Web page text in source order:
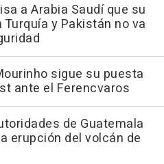
a Arabia Saudí que su
y Pakistán no va
sigue su puesta
ante el Ferencvaros
de Guatemala
erupción del volcán de